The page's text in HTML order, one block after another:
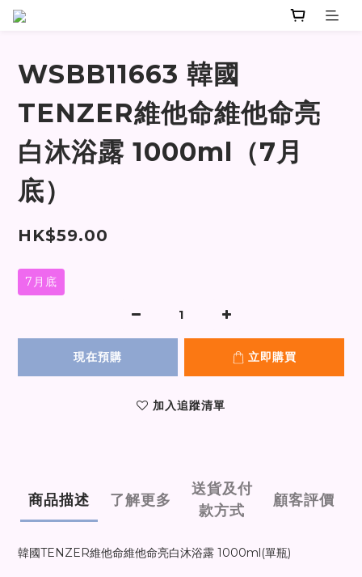
WSBB11663 韓國
TENZER維他命維他命亮
白沐浴露 1000ml（7月
底）
HK$59.00
7月底
現在預購 立即購買
加入追蹤清單
商品描述 了解更多
送貨及付
款方式
顧客評價
韓國TENZER維他命維他命亮白沐浴露 1000ml(單瓶)